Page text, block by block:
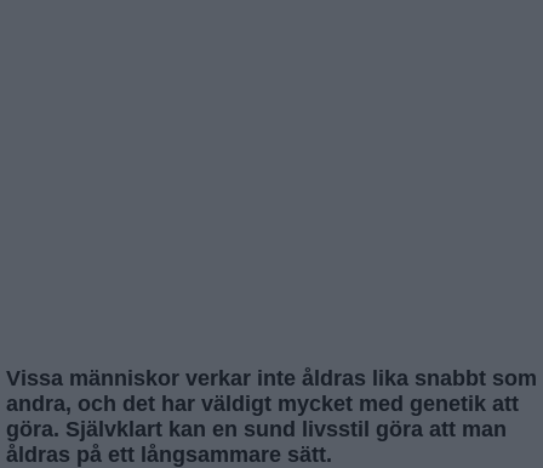
Vissa människor verkar inte åldras lika snabbt som
andra, och det har väldigt mycket med genetik att
göra. Självklart kan en sund livsstil göra att man
åldras på ett långsammare sätt.